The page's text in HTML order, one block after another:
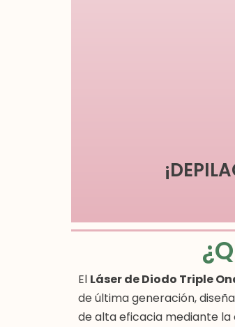
El Láser de Diodo Triple
de última generación,
de alta eficacia mediante